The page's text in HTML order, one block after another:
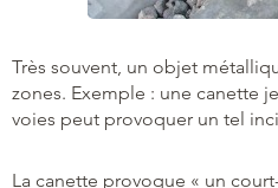
Très souvent, un objet
zones. Exemple : une canette
voies peut provoquer un tel
La canette provoque « un